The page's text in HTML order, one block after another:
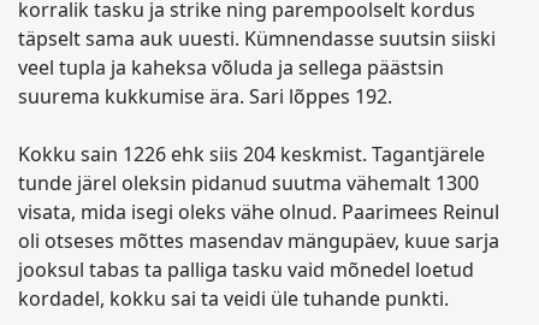
korralik tasku ja strike ning parempoolselt kordus
täpselt sama auk uuesti. Kümnendasse suutsin siiski
veel tupla ja kaheksa võluda ja sellega päästsin
suurema kukkumise ära. Sari lõppes 192.
Kokku sain 1226 ehk siis 204 keskmist. Tagantjärele
tunde järel oleksin pidanud suutma vähemalt 1300
visata, mida isegi oleks vähe olnud. Paarimees Reinul
oli otseses mõttes masendav mängupäev, kuue sarja
jooksul tabas ta palliga tasku vaid mõnedel loetud
kordadel, kokku sai ta veidi üle tuhande punkti.